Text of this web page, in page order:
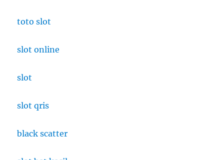
toto slot
slot online
slot
slot qris
black scatter